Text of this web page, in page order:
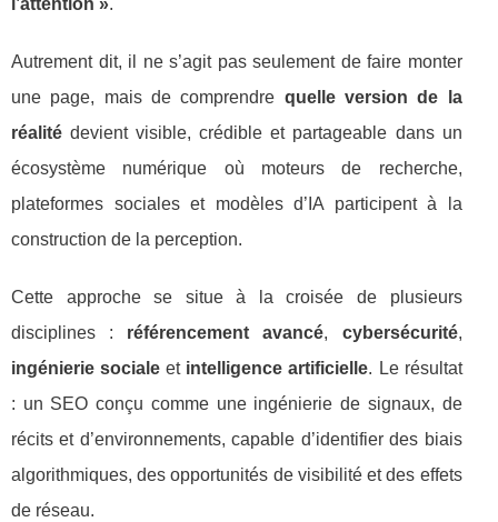
l’attention ».
Autrement dit, il ne s’agit pas seulement de faire monter
une page, mais de comprendre quelle version de la
réalité devient visible, crédible et partageable dans un
écosystème numérique où moteurs de recherche,
plateformes sociales et modèles d’IA participent à la
construction de la perception.
Cette approche se situe à la croisée de plusieurs
disciplines : référencement avancé, cybersécurité,
ingénierie sociale et intelligence artificielle. Le résultat
: un SEO conçu comme une ingénierie de signaux, de
récits et d’environnements, capable d’identifier des biais
algorithmiques, des opportunités de visibilité et des effets
de réseau.